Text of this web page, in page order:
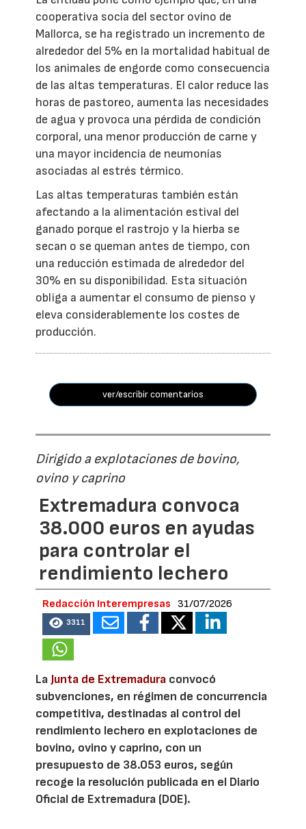
cooperativa socia del sector ovino de
Mallorca, se ha registrado un incremento de
alrededor del 5% en la mortalidad habitual de
los animales de engorde como consecuencia
de las altas temperaturas. El calor reduce las
horas de pastoreo, aumenta las necesidades
de agua y provoca una pérdida de condición
corporal, una menor producción de carne y
una mayor incidencia de neumonías
asociadas al estrés térmico.
Las altas temperaturas también están
afectando a la alimentación estival del
ganado porque el rastrojo y la hierba se
secan o se queman antes de tiempo, con
una reducción estimada de alrededor del
30% en su disponibilidad. Esta situación
obliga a aumentar el consumo de pienso y
eleva considerablemente los costes de
producción.
ver/escribir comentarios
Dirigido a explotaciones de bovino,
ovino y caprino
Extremadura convoca
38.000 euros en ayudas
para controlar el
rendimiento lechero
Redacción Interempresas 31/07/2026
3311
La Junta de Extremadura convocó
subvenciones, en régimen de concurrencia
competitiva, destinadas al control del
rendimiento lechero en explotaciones de
bovino, ovino y caprino, con un
presupuesto de 38.053 euros, según
recoge la resolución publicada en el Diario
Oficial de Extremadura (DOE).